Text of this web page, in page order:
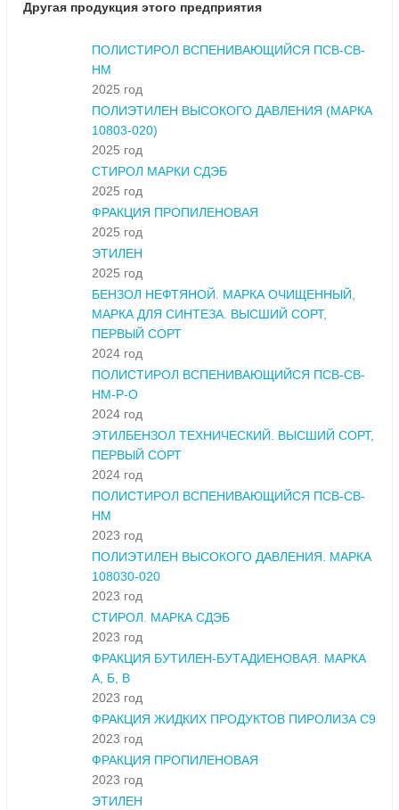
Другая продукция этого предприятия
ПОЛИСТИРОЛ ВСПЕНИВАЮЩИЙСЯ ПСВ-СВ-
НМ
2025 год
ПОЛИЭТИЛЕН ВЫСОКОГО ДАВЛЕНИЯ (МАРКА
10803-020)
2025 год
СТИРОЛ МАРКИ СДЭБ
2025 год
ФРАКЦИЯ ПРОПИЛЕНОВАЯ
2025 год
ЭТИЛЕН
2025 год
БЕНЗОЛ НЕФТЯНОЙ. МАРКА ОЧИЩЕННЫЙ,
МАРКА ДЛЯ СИНТЕЗА. ВЫСШИЙ СОРТ,
ПЕРВЫЙ СОРТ
2024 год
ПОЛИСТИРОЛ ВСПЕНИВАЮЩИЙСЯ ПСВ-СВ-
НМ-Р-О
2024 год
ЭТИЛБЕНЗОЛ ТЕХНИЧЕСКИЙ. ВЫСШИЙ СОРТ,
ПЕРВЫЙ СОРТ
2024 год
ПОЛИСТИРОЛ ВСПЕНИВАЮЩИЙСЯ ПСВ-СВ-
НМ
2023 год
ПОЛИЭТИЛЕН ВЫСОКОГО ДАВЛЕНИЯ. МАРКА
108030-020
2023 год
СТИРОЛ. МАРКА СДЭБ
2023 год
ФРАКЦИЯ БУТИЛЕН-БУТАДИЕНОВАЯ. МАРКА
А, Б, В
2023 год
ФРАКЦИЯ ЖИДКИХ ПРОДУКТОВ ПИРОЛИЗА С9
2023 год
ФРАКЦИЯ ПРОПИЛЕНОВАЯ
2023 год
ЭТИЛЕН